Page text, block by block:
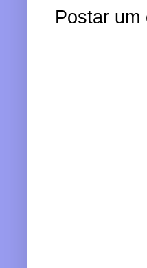
Postar um